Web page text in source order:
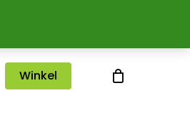
Winkel